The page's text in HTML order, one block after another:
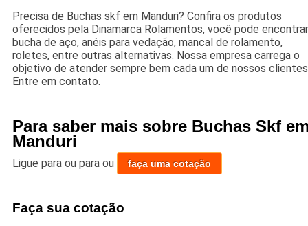
Precisa de Buchas skf em Manduri? Confira os produtos
oferecidos pela Dinamarca Rolamentos, você pode encontrar
bucha de aço, anéis para vedação, mancal de rolamento,
roletes, entre outras alternativas. Nossa empresa carrega o
objetivo de atender sempre bem cada um de nossos
Entre em contato.
Para saber mais sobre Buchas Skf
Manduri
Ligue para ou para ou faça uma cotação
Faça sua cotação